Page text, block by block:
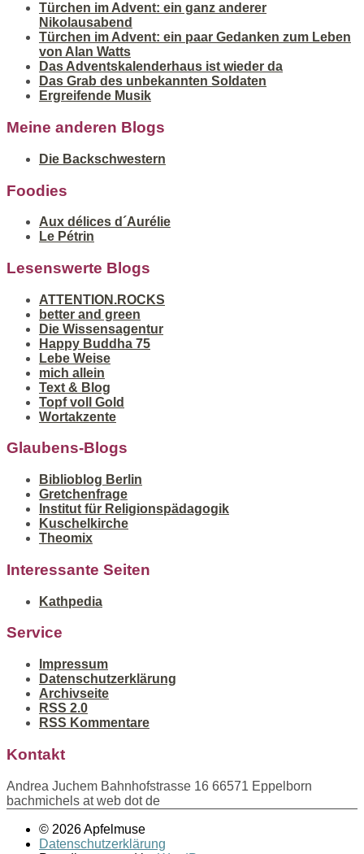
Türchen im Advent: ein ganz anderer
Nikolausabend
Türchen im Advent: ein paar Gedanken zum Leben
von Alan Watts
Das Adventskalenderhaus ist wieder da
Das Grab des unbekannten Soldaten
Ergreifende Musik
Meine anderen Blogs
Die Backschwestern
Foodies
Aux délices d´Aurélie
Le Pétrin
Lesenswerte Blogs
ATTENTION.ROCKS
better and green
Die Wissensagentur
Happy Buddha 75
Lebe Weise
mich allein
Text & Blog
Topf voll Gold
Wortakzente
Glaubens-Blogs
Biblioblog Berlin
Gretchenfrage
Institut für Religionspädagogik
Kuschelkirche
Theomix
Interessante Seiten
Kathpedia
Service
Impressum
Datenschutzerklärung
Archivseite
RSS 2.0
RSS Kommentare
Kontakt
Andrea Juchem Bahnhofstrasse 16 66571 Eppelborn
bachmichels at web dot de
© 2026 Apfelmuse
Datenschutzerklärung